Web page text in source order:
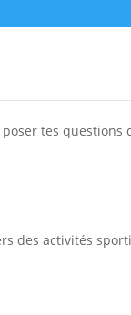
tes questions
des activités